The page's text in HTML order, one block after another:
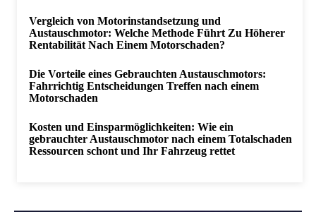
Vergleich von Motorinstandsetzung und
Austauschmotor: Welche Methode Führt Zu Höherer
Rentabilität Nach Einem Motorschaden?
Die Vorteile eines Gebrauchten Austauschmotors:
Fahrrichtig Entscheidungen Treffen nach einem
Motorschaden
Kosten und Einsparmöglichkeiten: Wie ein
gebrauchter Austauschmotor nach einem Totalschaden
Ressourcen schont und Ihr Fahrzeug rettet